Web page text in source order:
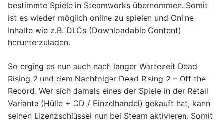
bestimmte Spiele in Steamworks übernommen. Somit
ist es wieder möglich online zu spielen und Online
Inhalte wie z.B. DLCs (Downloadable Content)
herunterzuladen.
So erging es nun auch nach langer Wartezeit Dead
Rising 2 und dem Nachfolger Dead Rising 2 – Off the
Record. Wer sich damals eines der Spiele in der Retail
Variante (Hülle + CD / Einzelhandel) gekauft hat, kann
seinen Lizenzschlüssel nun bei Steam aktivieren. Somit